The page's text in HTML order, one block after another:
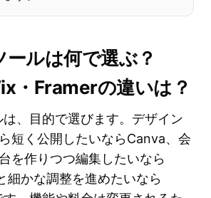
ールは何で選ぶ？
・Framerの違いは？
、目的で選びます。デザイン
短く公開したいならCanva、会
を作りつつ編集したいなら
細かな調整を進めたいなら